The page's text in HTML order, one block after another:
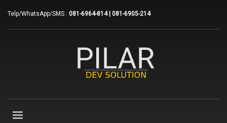
Telp/WhatsApp/SMS : 081-6964-814 | 081-6905-214